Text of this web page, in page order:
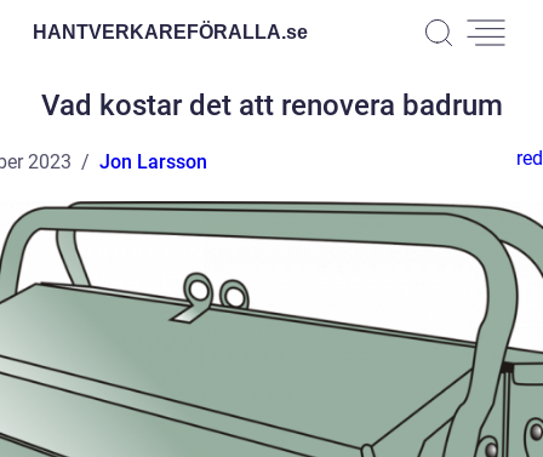
HANTVERKAREFÖRALLA.se
Vad kostar det att renovera badrum
2023 Jon Larsson